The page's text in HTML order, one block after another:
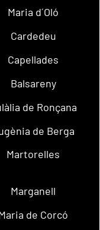
Maria d´Oló
Cardedeu
Capellades
Balsareny
de Ronçana
de Berga
Martorelles
Marganell
de Corcó